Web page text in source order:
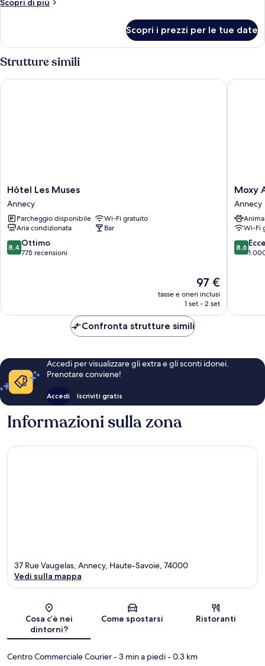
communicantes)
Scopri di più
Adjacentes
(non-
communicantes)
Scopri i prezzi per le tue date
Strutture simili
Hôtel
Les
Muses
Annecy
Hôtel Les Muses
Annecy
Parcheggio disponibile
Wi-Fi gratuito
Aria condizionata
Bar
8.4
su
8,4 Ottimo
775 recensioni
Il
prezzo
attuale
97 €
tasse e oneri inclusi
1 set - 2 set
Hôtel Les Muses
Moxy
Annecy
Annecy
Moxy
Annecy
Wi-Fi
8.6
su
8,6
Moxy
Confronta strutture simili
Accedi per visualizzare gli extra e gli sconti idonei.
Prenotare conviene!
Accedi Iscriviti gratis
Informazioni sulla zona
Mappa
37 Rue Vaugelas, Annecy, Haute-Savoie, 74000
Vedi sulla mappa
Cosa c’è nei
dintorni?
Come spostarsi Ristoranti
Centro Commerciale Courier- 3 min a piedi- 0.3 km